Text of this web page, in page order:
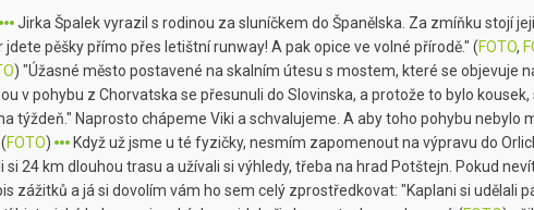
Jirka Špalek vyrazil s rodinou za sluníčkem do Španělska. Za zmíňku stojí
pěšky přímo přes letištní runway! A pak opice ve volné přírodě." (FOTO,
) "Úžasné město postavené na skalním útesu s mostem, které se objevuje
v pohybu z Chorvatska se přesunuli do Slovinska, a protože to bylo
týždeň." Naprosto chápeme Viki a schvalujeme. A aby toho pohybu nebylo
FOTO)
Když už jsme u té fyzičky, nesmím zapomenout na výpravu do
24 km dlouhou trasu a užívali si výhledy, třeba na hrad Potštejn. Pokud
zážitků a já si dovolím vám ho sem celý zprostředkovat: "Kaplani si udělali